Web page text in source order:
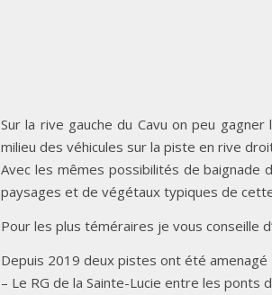
Sur la rive gauche du Cavu on peu gagner
milieu des véhicules sur la piste en rive
Avec les mêmes possibilités de baignade
paysages et de végétaux typiques de
Pour les plus téméraires je vous conseille
Depuis 2019 deux pistes ont été amenagé
– Le RG de la Sainte-Lucie entre les ponts